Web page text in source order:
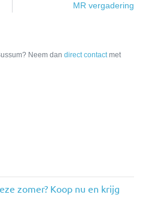
MR vergadering
Neem dan direct contactmet
zomer? Koop nu en krijg